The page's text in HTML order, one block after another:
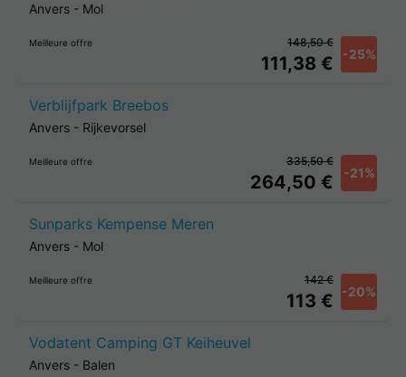
Anvers - Mol
Meilleure offre
111,38 € -25%
148,50 €
Verblijfpark Breebos
Anvers - Rijkevorsel
Meilleure offre
264,50 € -21%
335,50 €
Sunparks Kempense Meren
Anvers - Mol
Meilleure offre
113 € -20%
142 €
Vodatent Camping GT Keiheuvel
Anvers - Balen